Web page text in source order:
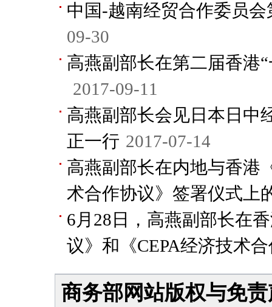
中国-越南经贸合作委员
09-30
高燕副部长在第二届香港
2017-09-11
高燕副部长会见日本日中
正一行 2017-07-14
高燕副部长在内地与香港
术合作协议》签署仪式上
6月28日，高燕副部长在
议》和《CEPA经济技术
商务部网站版权与免